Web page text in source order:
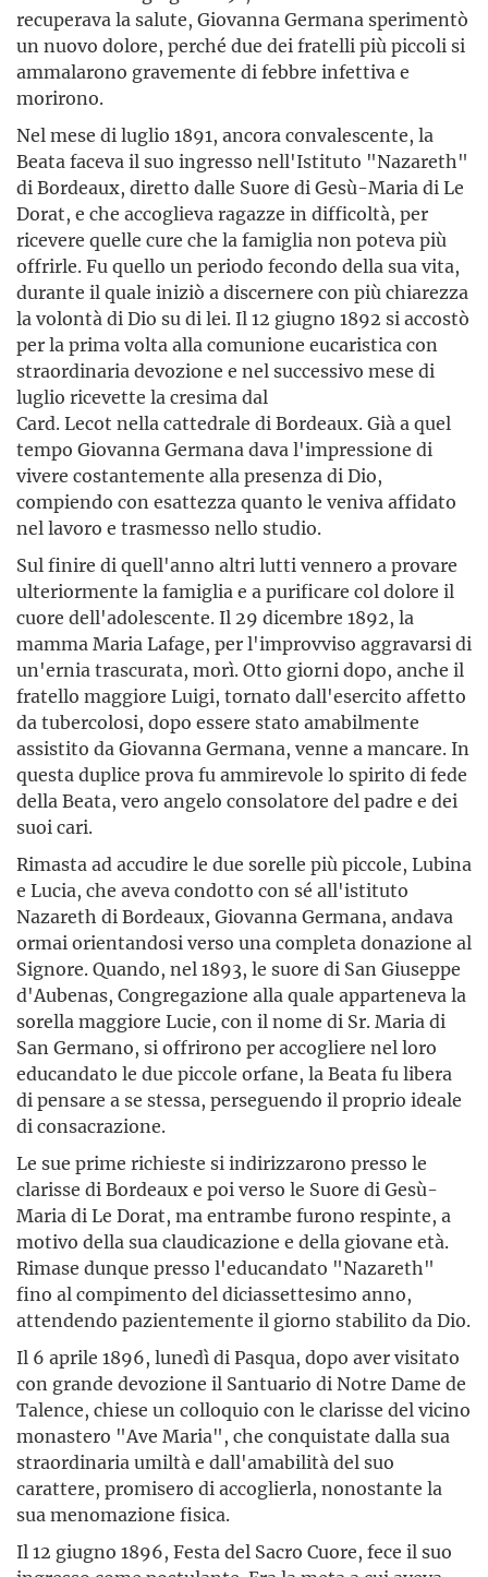
recuperava la salute, Giovanna Germana sperimentò
un nuovo dolore, perché due dei fratelli più piccoli si
ammalarono gravemente di febbre infettiva e
morirono.
Nel mese di luglio 1891, ancora convalescente, la
Beata faceva il suo ingresso nell'Istituto "Nazareth"
di Bordeaux, diretto dalle Suore di Gesù-Maria di Le
Dorat, e che accoglieva ragazze in difficoltà, per
ricevere quelle cure che la famiglia non poteva più
offrirle. Fu quello un periodo fecondo della sua vita,
durante il quale iniziò a discernere con più chiarezza
la volontà di Dio su di lei. Il 12 giugno 1892 si accostò
per la prima volta alla comunione eucaristica con
straordinaria devozione e nel successivo mese di
luglio ricevette la cresima dal
Card. Lecot nella cattedrale di Bordeaux. Già a quel
tempo Giovanna Germana dava l'impressione di
vivere costantemente alla presenza di Dio,
compiendo con esattezza quanto le veniva affidato
nel lavoro e trasmesso nello studio.
Sul finire di quell'anno altri lutti vennero a provare
ulteriormente la famiglia e a purificare col dolore il
cuore dell'adolescente. Il 29 dicembre 1892, la
mamma Maria Lafage, per l'improvviso aggravarsi di
un'ernia trascurata, morì. Otto giorni dopo, anche il
fratello maggiore Luigi, tornato dall'esercito affetto
da tubercolosi, dopo essere stato amabilmente
assistito da Giovanna Germana, venne a mancare. In
questa duplice prova fu ammirevole lo spirito di fede
della Beata, vero angelo consolatore del padre e dei
suoi cari.
Rimasta ad accudire le due sorelle più piccole, Lubina
e Lucia, che aveva condotto con sé all'istituto
Nazareth di Bordeaux, Giovanna Germana, andava
ormai orientandosi verso una completa donazione al
Signore. Quando, nel 1893, le suore di San Giuseppe
d'Aubenas, Congregazione alla quale apparteneva la
sorella maggiore Lucie, con il nome di Sr. Maria di
San Germano, si offrirono per accogliere nel loro
educandato le due piccole orfane, la Beata fu libera
di pensare a se stessa, perseguendo il proprio ideale
di consacrazione.
Le sue prime richieste si indirizzarono presso le
clarisse di Bordeaux e poi verso le Suore di Gesù-
Maria di Le Dorat, ma entrambe furono respinte, a
motivo della sua claudicazione e della giovane età.
Rimase dunque presso l'educandato "Nazareth"
fino al compimento del diciassettesimo anno,
attendendo pazientemente il giorno stabilito da Dio.
Il 6 aprile 1896, lunedì di Pasqua, dopo aver visitato
con grande devozione il Santuario di Notre Dame de
Talence, chiese un colloquio con le clarisse del vicino
monastero "Ave Maria", che conquistate dalla sua
straordinaria umiltà e dall'amabilità del suo
carattere, promisero di accoglierla, nonostante la
sua menomazione fisica.
Il 12 giugno 1896, Festa del Sacro Cuore, fece il suo